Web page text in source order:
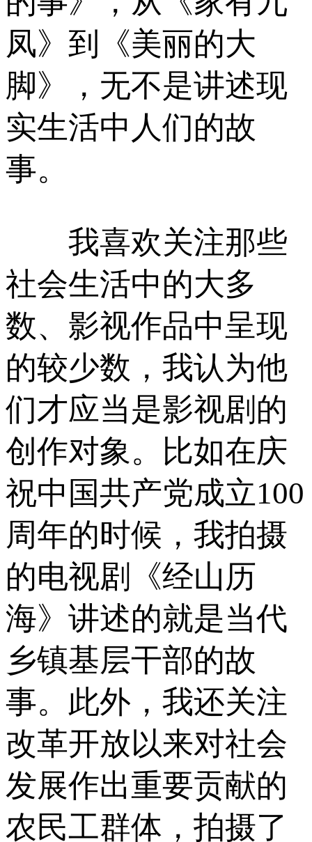
凤》到《美丽的大
脚》，无不是讲述现
实生活中人们的故
事。
我喜欢关注那些
社会生活中的大多
数、影视作品中呈现
的较少数，我认为他
们才应当是影视剧的
创作对象。比如在庆
祝中国共产党成立100
周年的时候，我拍摄
的电视剧《经山历
海》讲述的就是当代
乡镇基层干部的故
事。此外，我还关注
改革开放以来对社会
发展作出重要贡献的
农民工群体，拍摄了